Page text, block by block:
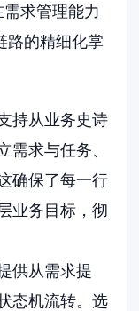
需求管理能力
路的精细化掌
持从业务史诗
需求与任务、
确保了每一行
业务目标，彻
供从需求提
态机流转。选